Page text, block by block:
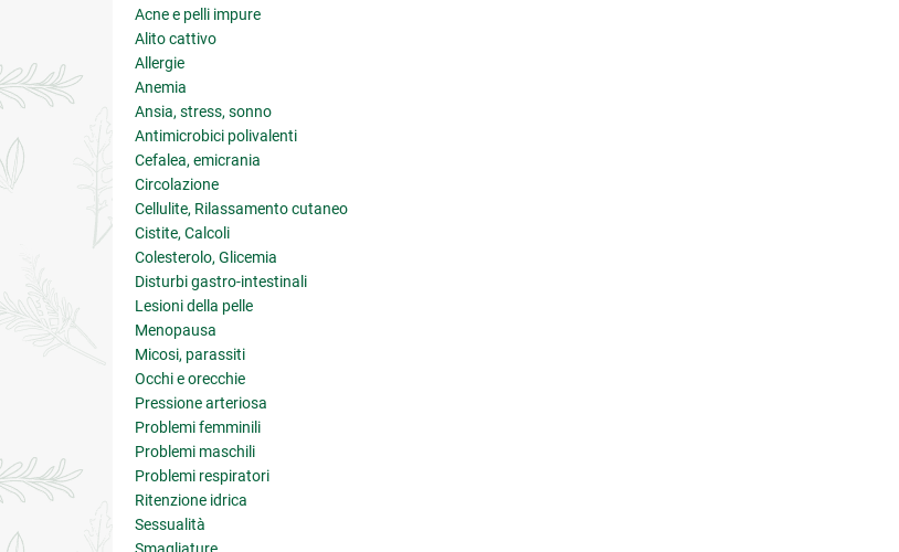
Acne e pelli impure
Alito cattivo
Allergie
Anemia
Ansia, stress, sonno
Antimicrobici polivalenti
Cefalea, emicrania
Circolazione
Cellulite, Rilassamento cutaneo
Cistite, Calcoli
Colesterolo, Glicemia
Disturbi gastro-intestinali
Lesioni della pelle
Menopausa
Micosi, parassiti
Occhi e orecchie
Pressione arteriosa
Problemi femminili
Problemi maschili
Problemi respiratori
Ritenzione idrica
Sessualità